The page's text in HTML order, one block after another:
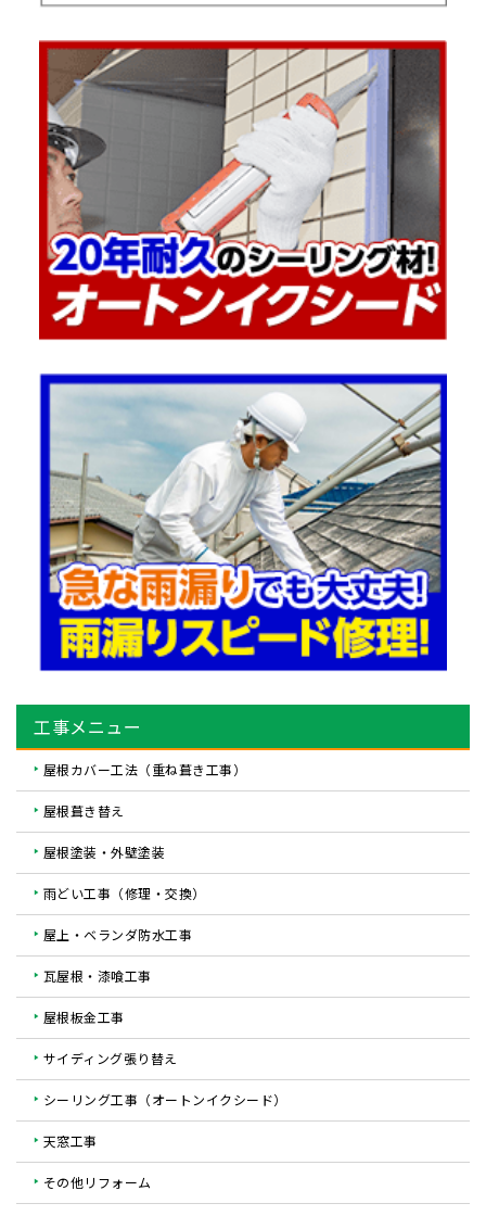
工事メニュー
屋根カバー工法（重ね葺き工事）
屋根葺き替え
屋根塗装・外壁塗装
雨どい工事（修理・交換）
屋上・ベランダ防水工事
瓦屋根・漆喰工事
屋根板金工事
サイディング張り替え
シーリング工事（オートンイクシード）
天窓工事
その他リフォーム